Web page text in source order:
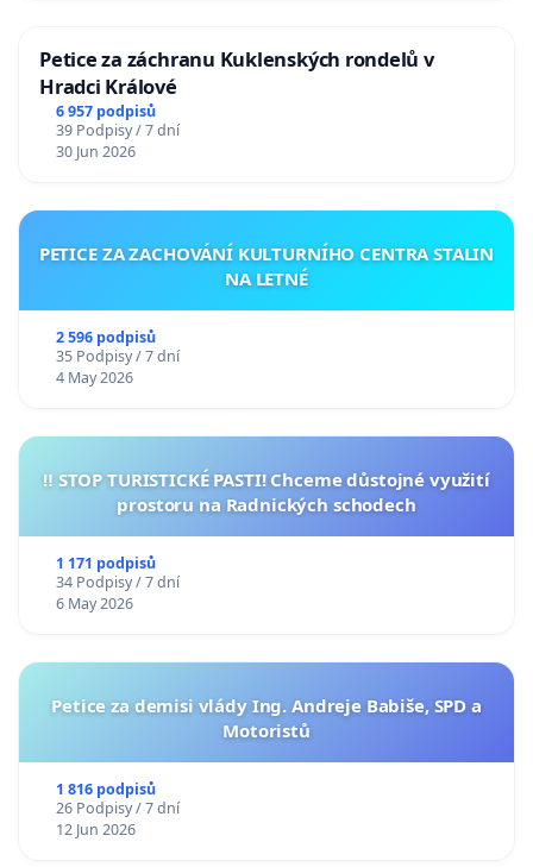
Petice za záchranu Kuklenských rondelů v
Hradci Králové
6 957 podpisů
39 Podpisy / 7 dní
30 Jun 2026
PETICE ZA ZACHOVÁNÍ KULTURNÍHO CENTRA STALIN
NA LETNÉ
2 596 podpisů
35 Podpisy / 7 dní
4 May 2026
‼️ STOP TURISTICKÉ PASTI! Chceme důstojné využití
prostoru na Radnických schodech
1 171 podpisů
34 Podpisy / 7 dní
6 May 2026
Petice za demisi vlády Ing. Andreje Babiše, SPD a
Motoristů
1 816 podpisů
26 Podpisy / 7 dní
12 Jun 2026